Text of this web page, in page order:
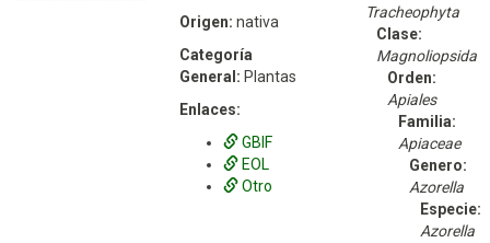
Origen: nativa
Categoría
General: Plantas
Enlaces:
GBIF
EOL
Otro
Tracheophyta
Clase:
Magnoliopsida
Orden:
Apiales
Familia:
Apiaceae
Genero:
Azorella
Especie:
Azorella